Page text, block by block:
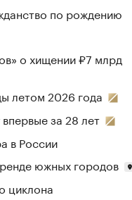
по рождению
о хищении ₽7 млрд
летом 2026 года
за 28 лет
в России
южных городов
циклона